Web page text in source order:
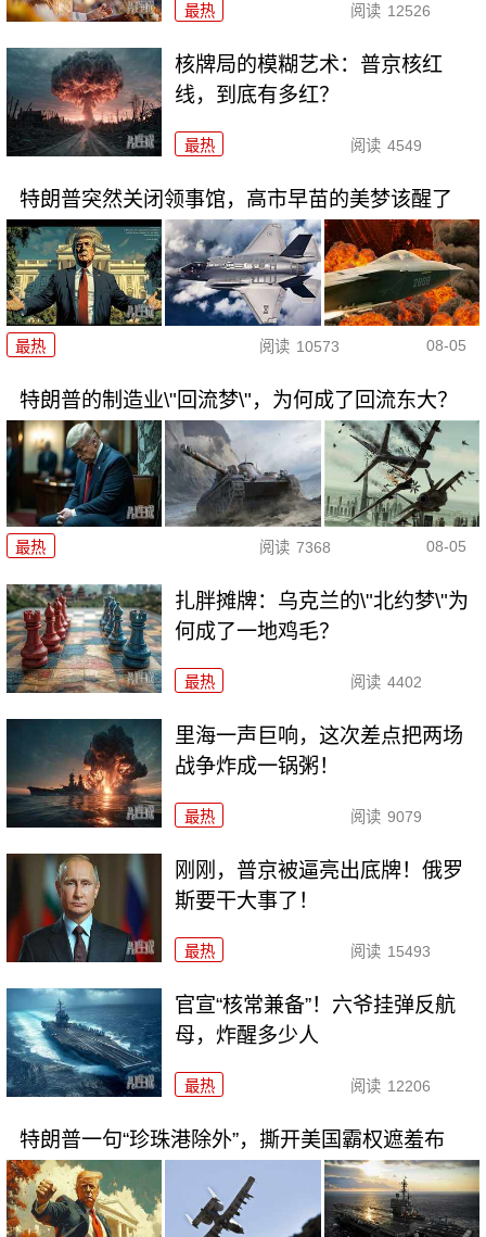
最热 阅读 12526
核牌局的模糊艺术：普京核红
线，到底有多红？
最热 阅读 4549
特朗普突然关闭领事馆，高市早苗的美梦该醒了
最热 阅读 10573 08-05
特朗普的制造业\"回流梦\"，为何成了回流东大？
最热 阅读 7368 08-05
扎胖摊牌：乌克兰的\"北约梦\"为
何成了一地鸡毛？
最热 阅读 4402
里海一声巨响，这次差点把两场
战争炸成一锅粥！
最热 阅读 9079
刚刚，普京被逼亮出底牌！俄罗
斯要干大事了！
最热 阅读 15493
官宣“核常兼备”！六爷挂弹反航
母，炸醒多少人
最热 阅读 12206
特朗普一句“珍珠港除外”，撕开美国霸权遮羞布